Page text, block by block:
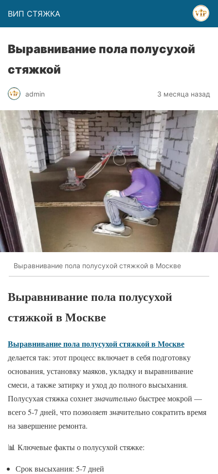
ВИП СТЯЖКА
Выравнивание пола полусухой
стяжкой
admin 3 месяца назад
Выравнивание пола полусухой стяжкой в Москве
Выравнивание пола полусухой
стяжкой в Москве
Выравнивание пола полусухой стяжкой в Москве
делается так: этот процесс включает в себя подготовку
основания, установку маяков, укладку и выравнивание
смеси, а также затирку и уход до полного высыхания.
Полусухая стяжка сохнетзначительнобыстрее мокрой —
всего 5-7 дней, что позволяет значительно сократить время
на завершение ремонта.
📊 Ключевые факты о полусухой стяжке:
Срок высыхания: 5-7 дней